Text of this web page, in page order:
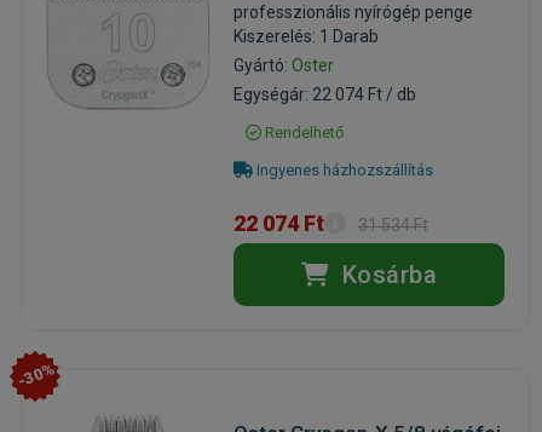
professzionális nyírógép penge
Kiszerelés: 1 Darab
Gyártó: Oster
Egységár: 22 074 Ft / db
Rendelhető
Ingyenes házhozszállítás
22 074 Ft 31 534 Ft
Kosárba
-30%